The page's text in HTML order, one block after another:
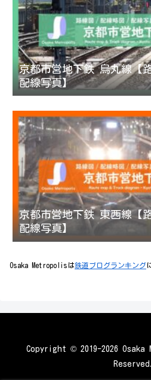
京都市営地下鉄 烏丸線【
配線写真】
京都市営地下鉄 東西線【
配線写真】
Osaka Metropolisは鉄道ブログランキング
Copyright © 2019-2026
Reserved.